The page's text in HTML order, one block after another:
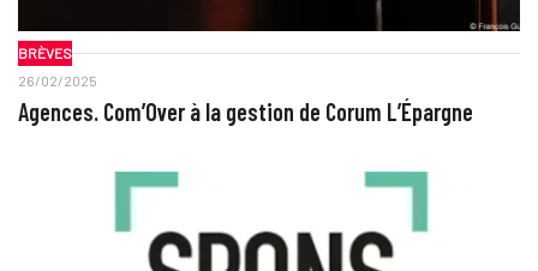
BRÈVES
26/02/2025
Agences. Com’Over à la gestion de Corum L’Épargne